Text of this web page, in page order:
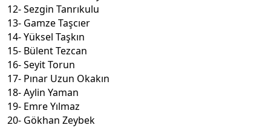
12- Sezgin Tanrıkulu
13- Gamze Taşcıer
14- Yüksel Taşkın
15- Bülent Tezcan
16- Seyit Torun
17- Pınar Uzun Okakın
18- Aylin Yaman
19- Emre Yılmaz
20- Gökhan Zeybek